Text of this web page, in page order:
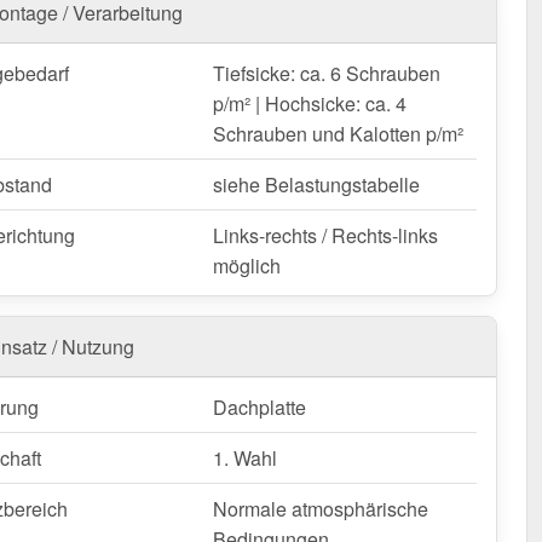
T45/333M | Dach | Anti-Tropf 700 g/m²
Schnell geliefert & mit 10 Jahre Garantie!
wetterfest, individuell auf Maß – bestellen Sie jetzt und
Sie von schneller Lieferung!
vom Widerruf ausgeschlossen
/ Verarbeitung
Tiefsicke: ca. 6 Schrauben
p/m² | Hochsicke: ca. 4
Schrauben und Kalotten p/m²
siehe Belastungstabelle
Links-rechts / Rechts-links
möglich
/ Nutzung
Dachplatte
1. Wahl
Normale atmosphärische